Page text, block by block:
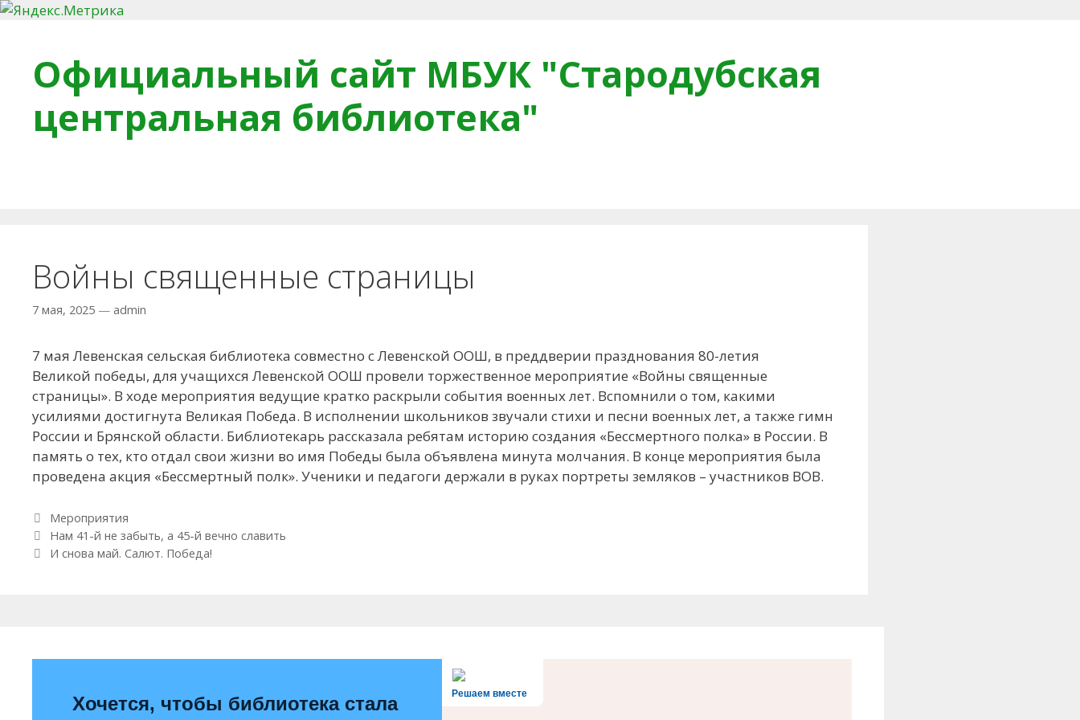
Официальный сайт МБУК "Стародубская
центральная библиотека"
Войны священные страницы
7 мая, 2025 — admin
7 мая Левенская сельская библиотека совместно с Левенской ООШ, в преддверии празднования 80-летия
Великой победы, для учащихся Левенской ООШ провели торжественное мероприятие «Войны священные
страницы». В ходе мероприятия ведущие кратко раскрыли события военных лет. Вспомнили о том, какими
усилиями достигнута Великая Победа. В исполнении школьников звучали стихи и песни военных лет, а также гимн
России и Брянской области. Библиотекарь рассказала ребятам историю создания «Бессмертного полка» в России. В
память о тех, кто отдал свои жизни во имя Победы была объявлена минута молчания. В конце мероприятия была
проведена акция «Бессмертный полк». Ученики и педагоги держали в руках портреты земляков – участников ВОВ.
Рубрики
Мероприятия
Навигация по записям
Нам 41-й не забыть, а 45-й вечно славить
И снова май. Салют. Победа!
Решаем вместе
Хочется, чтобы библиотека стала